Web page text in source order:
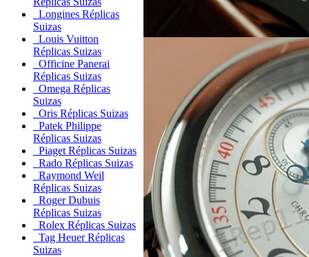
Longines Réplicas
Suizas
Louis Vuitton
Réplicas Suizas
Officine Panerai
Réplicas Suizas
Omega Réplicas
Suizas
Oris Réplicas Suizas
Patek Philippe
Réplicas Suizas
Piaget Réplicas Suizas
Rado Réplicas Suizas
Raymond Weil
Réplicas Suizas
Roger Dubuis
Réplicas Suizas
Rolex Réplicas Suizas
Tag Heuer Réplicas
Suizas